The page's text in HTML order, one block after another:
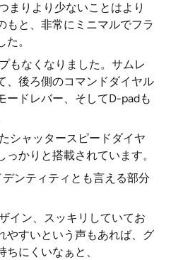
まりより少ないことはより
もと、非常にミニマルでフラ
。
もなくなりました。サムレ
、後ろ側のコマンドダイヤル
ードレバー、そしてD-padも
シャッタースピードダイヤ
かりと搭載されています。
ンティティとも言える部分
イン、スッキリしていてお
やすいという声もあれば、グ
にくいなぁと、